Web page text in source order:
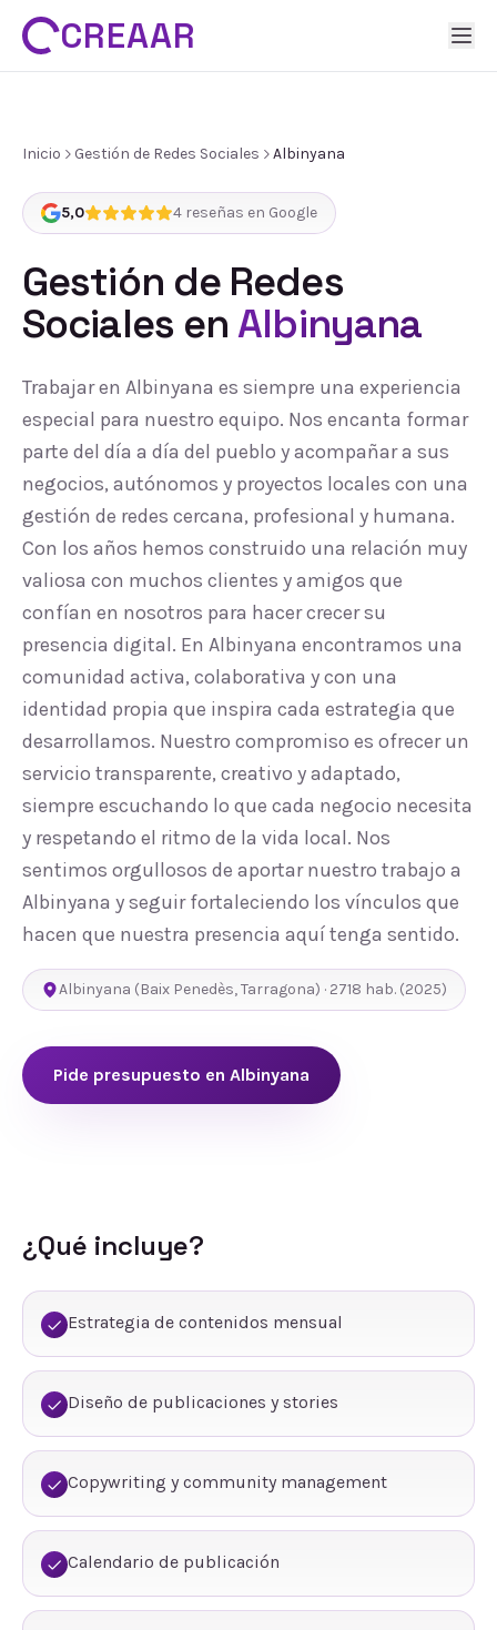
CREAAR
Inicio Gestión de Redes Sociales Albinyana
5,0 4 reseñas en Google
Gestión de Redes
Sociales enAlbinyana
Trabajar en Albinyana es siempre una experiencia
especial para nuestro equipo. Nos encanta formar
parte del día a día del pueblo y acompañar a sus
negocios, autónomos y proyectos locales con una
gestión de redes cercana, profesional y humana.
Con los años hemos construido una relación muy
valiosa con muchos clientes y amigos que
confían en nosotros para hacer crecer su
presencia digital. En Albinyana encontramos una
comunidad activa, colaborativa y con una
identidad propia que inspira cada estrategia que
desarrollamos. Nuestro compromiso es ofrecer un
servicio transparente, creativo y adaptado,
siempre escuchando lo que cada negocio necesita
y respetando el ritmo de la vida local. Nos
sentimos orgullosos de aportar nuestro trabajo a
Albinyana y seguir fortaleciendo los vínculos que
hacen que nuestra presencia aquí tenga sentido.
Albinyana (Baix Penedès,Tarragona) · 2718 hab. (2025)
Pide presupuesto en Albinyana
¿Qué incluye?
Estrategia de contenidos mensual
Diseño de publicaciones y stories
Copywriting y community management
Calendario de publicación